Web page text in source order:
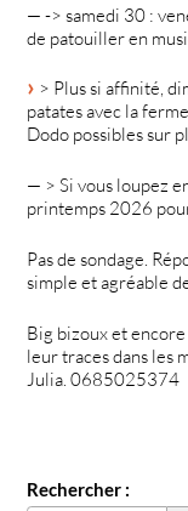
— -> samedi 30 :
de patouiller en
> Plus si affinité,
patates avec la
Dodo possibles sur
— > Si vous loupez
printemps 2026
Pas de sondage.
simple et agréable
Big bizoux et
leur traces dans les
Julia. 0685025374
Rechercher :